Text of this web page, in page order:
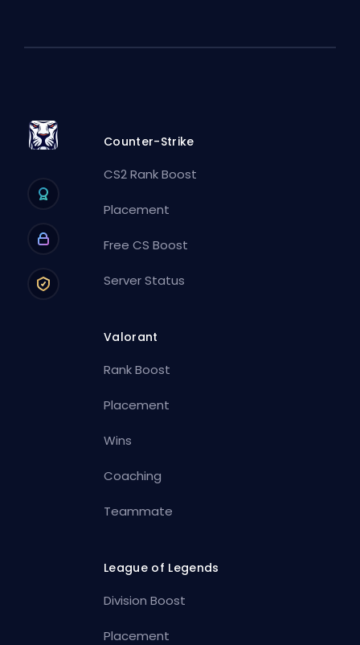
Counter-Strike
CS2 Rank Boost
Placement
Free CS Boost
Server Status
Valorant
Rank Boost
Placement
Wins
Coaching
Teammate
League of Legends
Division Boost
Placement